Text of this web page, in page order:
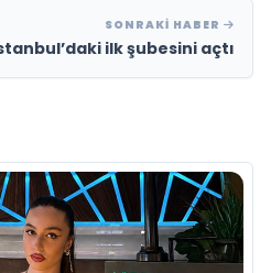
SONRAKI HABER
ilk şubesini açtı